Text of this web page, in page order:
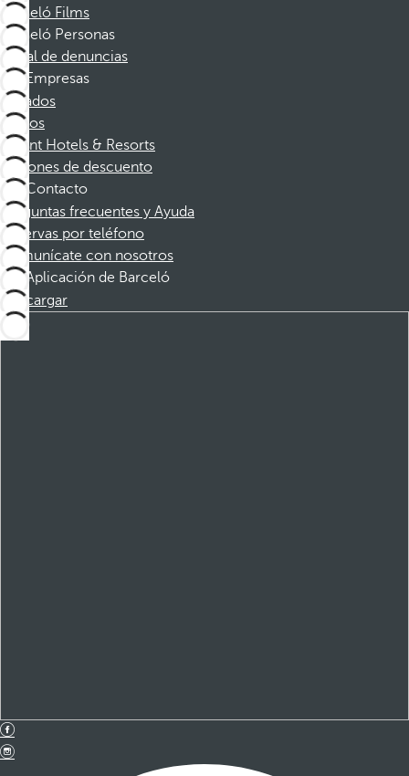
Barceló Films
Barceló Personas
Canal de denuncias
Empresas
Afiliados
Socios
Dorint Hotels & Resorts
Cupones de descuento
Contacto
Preguntas frecuentes y Ayuda
Reservas por teléfono
Comunícate con nosotros
Aplicación de Barceló
Descargar